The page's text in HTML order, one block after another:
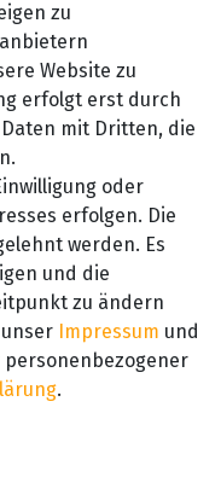
mit ihrem
genießt sie die
den Füßen.
ihren Baum und sorgt für
Lichtern freut
den süßen Vögeln
zu
Website zu
erfolgt erst durch
mit Dritten, die
oder
erfolgen. Die
werden. Es
und die
zu ändern
Impressum und
personenbezogener
.